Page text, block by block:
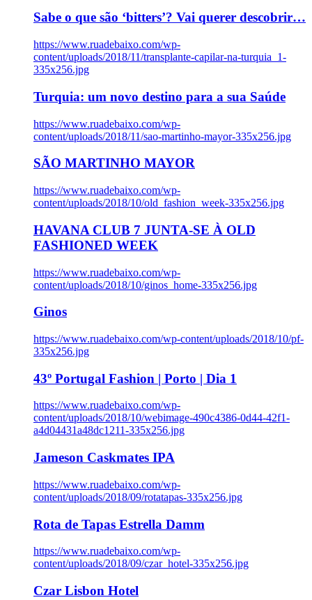
Sabe o que são ‘bitters’? Vai querer descobrir…
https://www.ruadebaixo.com/wp-
content/uploads/2018/11/transplante-capilar-na-turquia_1-
335x256.jpg
Turquia: um novo destino para a sua Saúde
https://www.ruadebaixo.com/wp-
content/uploads/2018/11/sao-martinho-mayor-335x256.jpg
SÃO MARTINHO MAYOR
https://www.ruadebaixo.com/wp-
content/uploads/2018/10/old_fashion_week-335x256.jpg
HAVANA CLUB 7 JUNTA-SE À OLD
FASHIONED WEEK
https://www.ruadebaixo.com/wp-
content/uploads/2018/10/ginos_home-335x256.jpg
Ginos
https://www.ruadebaixo.com/wp-content/uploads/2018/10/pf-
335x256.jpg
43º Portugal Fashion | Porto | Dia 1
https://www.ruadebaixo.com/wp-
content/uploads/2018/10/webimage-490c4386-0d44-42f1-
a4d04431a48dc1211-335x256.jpg
Jameson Caskmates IPA
https://www.ruadebaixo.com/wp-
content/uploads/2018/09/rotatapas-335x256.jpg
Rota de Tapas Estrella Damm
https://www.ruadebaixo.com/wp-
content/uploads/2018/09/czar_hotel-335x256.jpg
Czar Lisbon Hotel